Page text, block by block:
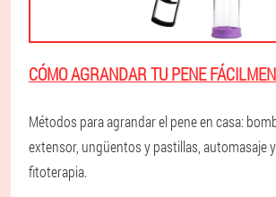
CÓMO AGRANDAR TU PENE
Métodos para agrandar el pene en casa:
extensor, ungüentos y pastillas, automasaje
fitoterapia.